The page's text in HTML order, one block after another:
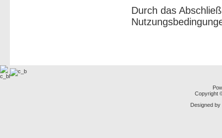
Durch das
Copyright
Designed by